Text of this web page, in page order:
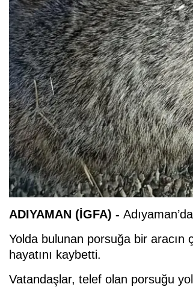
ADIYAMAN (İGFA) -
Yolda bulunan porsuğa bir aracın
hayatını kaybetti.
Vatandaşlar, telef olan porsuğu